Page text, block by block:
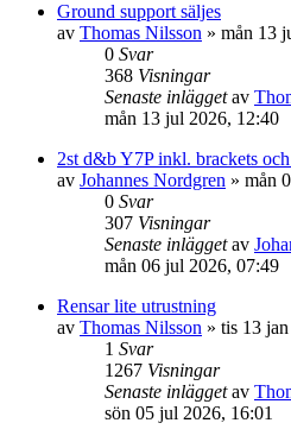
Ground support säljes
av Thomas Nilsson » mån 13
0 Svar
368 Visningar
Senaste inläggetav
mån 13 jul 2026, 12:40
2st d&b Y7P inkl. brackets och
av Johannes Nordgren » mån
0 Svar
307 Visningar
Senaste inläggetav
mån 06 jul 2026, 07:49
Rensar lite utrustning
av Thomas Nilsson » tis 13
1 Svar
1267 Visningar
Senaste inläggetav
sön 05 jul 2026, 16:01